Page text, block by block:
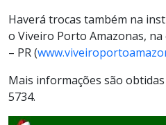
Haverá trocas também na
o Viveiro Porto Amazonas,
– PR (
Mais informações são
5734.